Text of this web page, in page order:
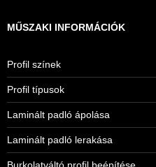
MŰSZAKI INFORMÁCIÓK
Profil színek
Profil típusok
Laminált padló ápolása
Laminált padló lerakása